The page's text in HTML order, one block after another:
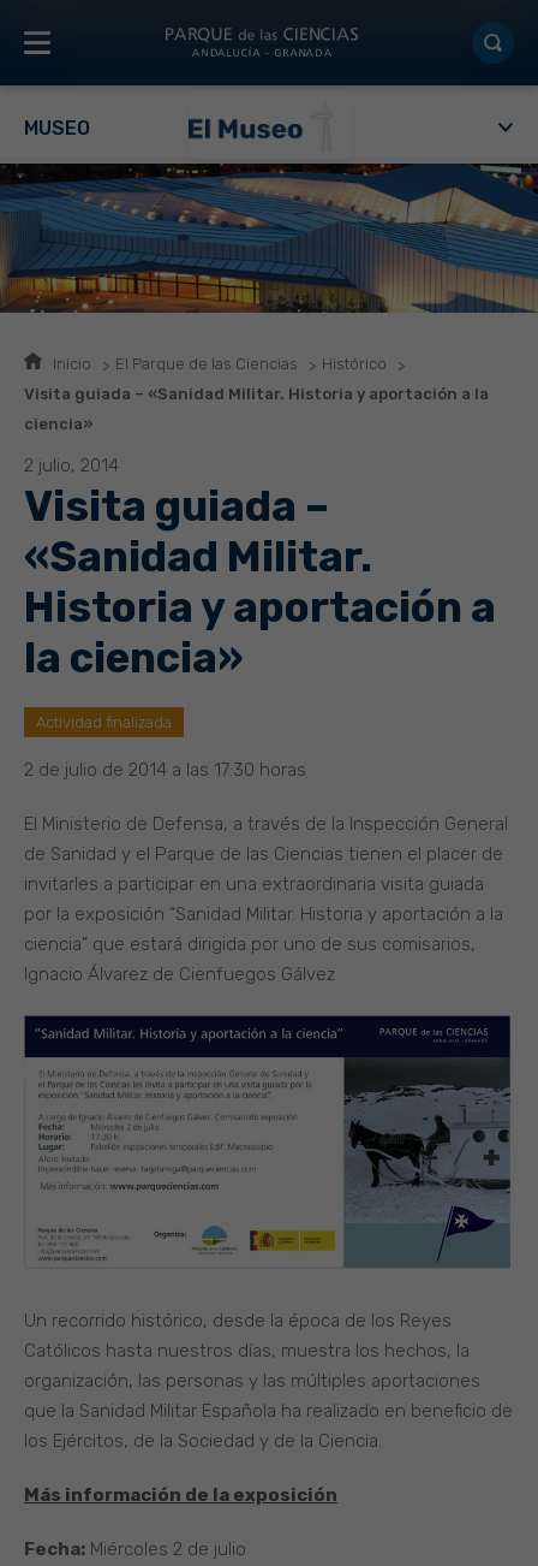
MUSEO
Inicio El Parque de las Ciencias
Histórico
Visita guiada – «Sanidad Militar. Historia y aportación a la
ciencia»
2 julio, 2014
Visita guiada –
«Sanidad Militar.
Historia y aportación a
la ciencia»
Actividad finalizada
2 de julio de 2014 a las 17:30 horas
El Ministerio de Defensa, a través de la Inspección General
de Sanidad y el Parque de las Ciencias tienen el placer de
invitarles a participar en una extraordinaria visita guiada
por la exposición “Sanidad Militar. Historia y aportación a la
ciencia” que estará dirigida por uno de sus comisarios,
Ignacio Álvarez de Cienfuegos Gálvez
Un recorrido histórico, desde la época de los Reyes
Católicos hasta nuestros días, muestra los hechos, la
organización, las personas y las múltiples aportaciones
que la Sanidad Militar Española ha realizado en beneficio de
los Ejércitos, de la Sociedad y de la Ciencia.
Más información de la exposición
Fecha: Miércoles 2 de julio